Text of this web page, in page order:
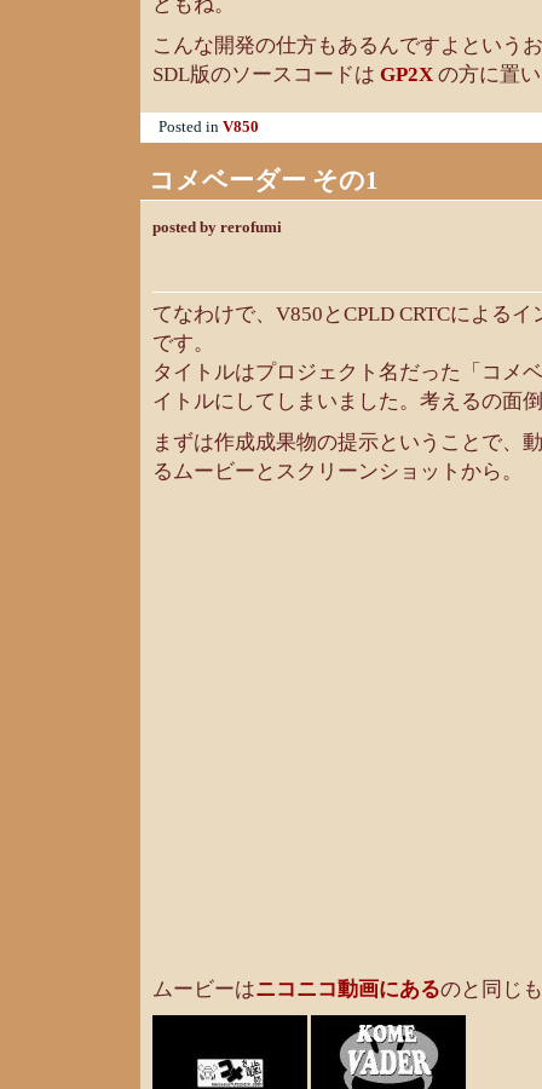
こんな開発の仕方もあるんですよという
SDL版のソースコードは GP2X の方に置
Posted in V850
コメベーダー その1
posted by rerofumi
てなわけで、V850とCPLD CRTCによる
です。
タイトルはプロジェクト名だった「コメ
イトルにしてしまいました。考えるの面
まずは作成成果物の提示ということで、
るムービーとスクリーンショットから。
ムービーはニコニコ動画にあるのと同じ